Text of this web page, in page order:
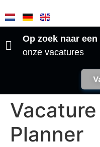
Op zoek naar
onze vacatures
Planner